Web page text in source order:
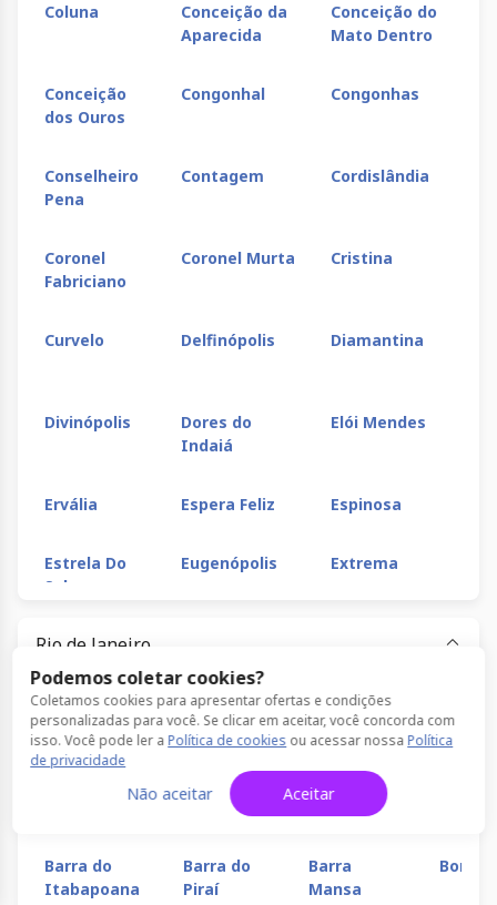
Coluna
Conceição da
Aparecida
Conceição do
Mato Dentro
Conceição
dos Ouros
Congonhal Congonhas
Conselheiro
Pena
Contagem Cordislândia
Coronel
Fabriciano
Coronel Murta Cristina
Curvelo Delfinópolis Diamantina
Divinópolis
Dores do
Indaiá
Elói Mendes
Ervália Espera Feliz Espinosa
Estrela Do
Sul
Eugenópolis Extrema
Formiga
Gouveia
Governador
Valadares
Guanhães
Guaxupé Heliodora
Minas
Rio de Janeiro
Aeroporto
do Galeão
Alcântara
Angra dos
Reis
Arraial do
Cabo
Bacaxá
Barra do
Itabapoana
Barra do
Piraí
Barra
Mansa
Bom
Podemos coletar cookies?
Coletamos cookies para apresentar ofertas e condições
personalizadas para você. Se clicar em aceitar, você concorda com
isso. Você pode ler a Política de cookies ou acessar nossa Política
de privacidade
Não aceitar Aceitar